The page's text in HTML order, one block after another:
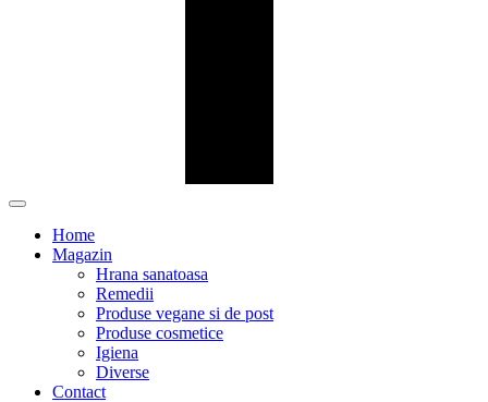
Home
Magazin
Hrana sanatoasa
Remedii
Produse vegane si de post
Produse cosmetice
Igiena
Diverse
Contact